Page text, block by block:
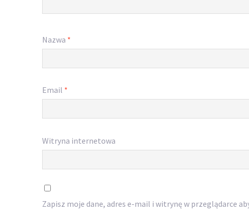
Nazwa *
Email *
Witryna internetowa
Zapisz moje dane, adres e-mail i witrynę w przeglądarce